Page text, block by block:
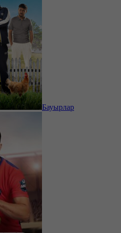
Бауырлар